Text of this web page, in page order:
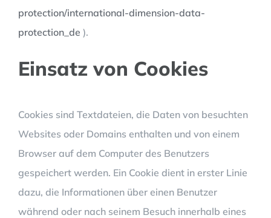
protection/international-dimension-data-
protection_de ).
Einsatz von Cookies
Cookies sind Textdateien, die Daten von besuchten
Websites oder Domains enthalten und von einem
Browser auf dem Computer des Benutzers
gespeichert werden. Ein Cookie dient in erster Linie
dazu, die Informationen über einen Benutzer
während oder nach seinem Besuch innerhalb eines